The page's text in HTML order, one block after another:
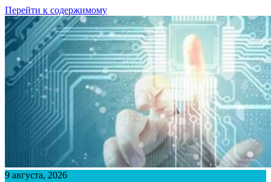
Перейти к содержимому
9 августа, 2026